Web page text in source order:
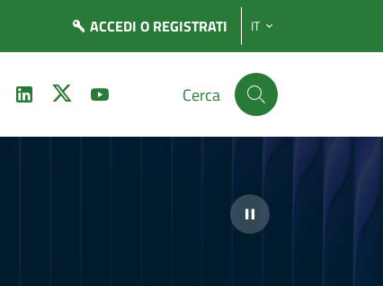
ACCEDI O REGISTRATI IT
Cerca